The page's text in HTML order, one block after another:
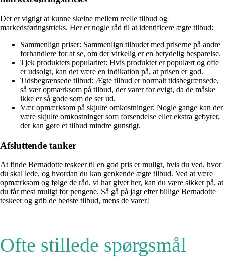
Det er vigtigt at kunne skelne mellem reelle tilbud og
markedsføringstricks. Her er nogle råd til at identificere ægte tilbud:
Sammenlign priser: Sammenlign tilbudet med priserne på andre
forhandlere for at se, om der virkelig er en betydelig besparelse.
Tjek produktets popularitet: Hvis produktet er populært og ofte
er udsolgt, kan det være en indikation på, at prisen er god.
Tidsbegrænsede tilbud: Ægte tilbud er normalt tidsbegrænsede,
så vær opmærksom på tilbud, der varer for evigt, da de måske
ikke er så gode som de ser ud.
Vær opmærksom på skjulte omkostninger: Nogle gange kan der
være skjulte omkostninger som forsendelse eller ekstra gebyrer,
der kan gøre et tilbud mindre gunstigt.
Afsluttende tanker
At finde Bernadotte teskeer til en god pris er muligt, hvis du ved, hvor
du skal lede, og hvordan du kan genkende ægte tilbud. Ved at være
opmærksom og følge de råd, vi har givet her, kan du være sikker på, at
du får mest muligt for pengene. Så gå på jagt efter billige Bernadotte
teskeer og grib de bedste tilbud, mens de varer!
Ofte stillede spørgsmål